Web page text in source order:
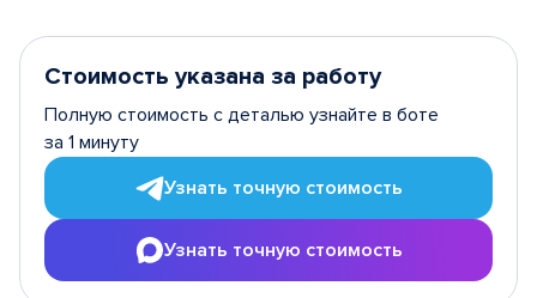
Стоимость указана за работу
Полную стоимость с деталью узнайте в боте
за 1 минуту
Узнать точную стоимость
Узнать точную стоимость